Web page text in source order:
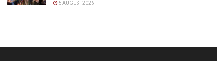
5 AUGUST 2026